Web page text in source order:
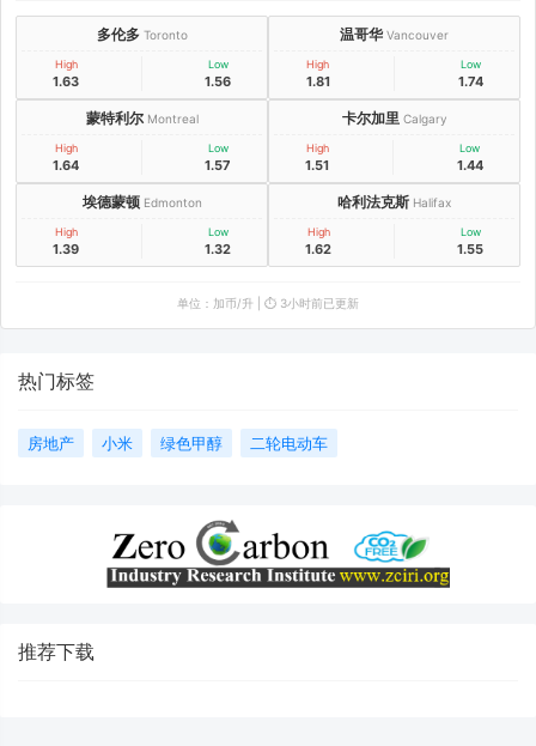
多伦多 Toronto
High
1.63
Low
1.56
温哥华 Vancouver
High
1.81
Low
1.74
蒙特利尔 Montreal
High
1.64
Low
1.57
卡尔加里 Calgary
High
1.51
Low
1.44
埃德蒙顿 Edmonton
High
1.39
Low
1.32
哈利法克斯 Halifax
High
1.62
Low
1.55
单位：加币/升 | ⏱️ 3小时前已更新
热门标签
房地产 小米 绿色甲醇 二轮电动车
推荐下载